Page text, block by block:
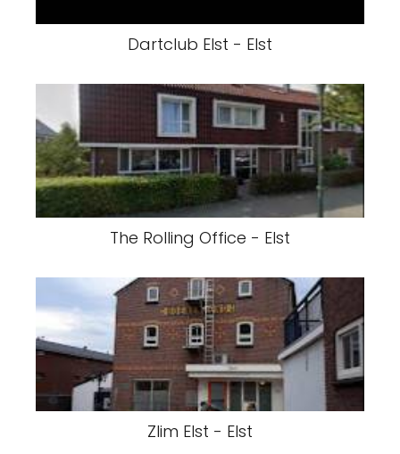
Dartclub Elst - Elst
The Rolling Office - Elst
Zlim Elst - Elst